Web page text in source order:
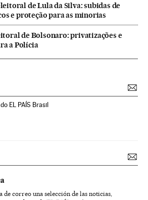
de Lula da Silva: subidas de
e proteção para as minorias
de Bolsonaro: privatizações e
a Polícia
EL PAÍS Brasil
de correo una selección de las noticias,